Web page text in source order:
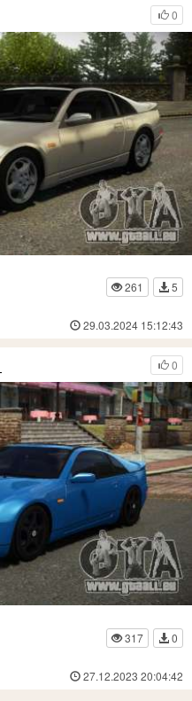
0
261
5
29.03.2024 15:12:43
0
317
0
27.12.2023 20:04:42